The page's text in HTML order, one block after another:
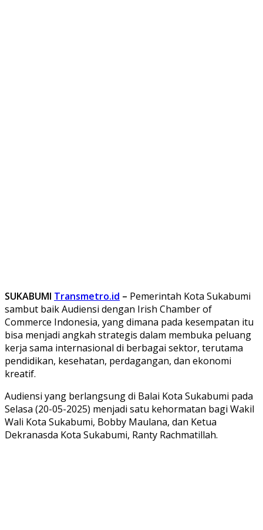
SUKABUMI Transmetro.id – Pemerintah Kota Sukabumi
sambut baik Audiensi dengan Irish Chamber of
Commerce Indonesia, yang dimana pada kesempatan itu
bisa menjadi angkah strategis dalam membuka peluang
kerja sama internasional di berbagai sektor, terutama
pendidikan, kesehatan, perdagangan, dan ekonomi
kreatif.
Audiensi yang berlangsung di Balai Kota Sukabumi pada
Selasa (20-05-2025) menjadi satu kehormatan bagi Wakil
Wali Kota Sukabumi, Bobby Maulana, dan Ketua
Dekranasda Kota Sukabumi, Ranty Rachmatillah.